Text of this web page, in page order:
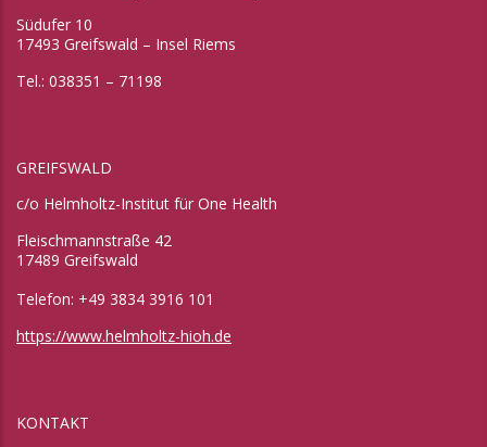
Südufer 10
17493 Greifswald – Insel Riems
Tel.: 038351 – 71198
GREIFSWALD
c/o Helmholtz-Institut für One Health
Fleischmannstraße 42
17489 Greifswald
Telefon: +49 3834 3916 101
https://www.helmholtz-hioh.de
KONTAKT